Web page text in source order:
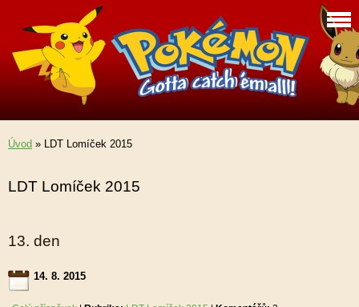
Úvod » LDT Lomíček 2015
LDT Lomíček 2015
13. den
14. 8. 2015